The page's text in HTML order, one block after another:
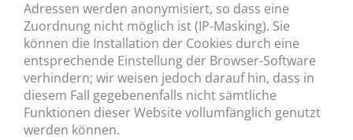
Adressen werden anonymisiert, so dass eine
Zuordnung nicht möglich ist (IP-Masking). Sie
können die Installation der Cookies durch eine
entsprechende Einstellung der Browser-Software
verhindern; wir weisen jedoch darauf hin, dass in
diesem Fall gegebenenfalls nicht sämtliche
Funktionen dieser Website vollumfänglich genutzt
werden können.